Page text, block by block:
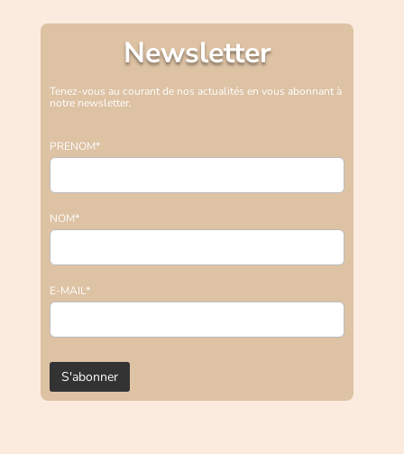
Newsletter
Tenez-vous au courant de nos actualités en vous abonnant à
notre newsletter.
PRENOM*
NOM*
E-MAIL*